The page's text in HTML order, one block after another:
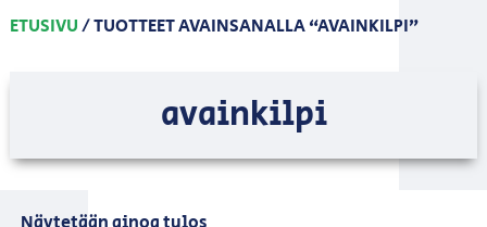
ETUSIVU/ TUOTTEET AVAINSANALLA “AVAINKILPI”
avainkilpi